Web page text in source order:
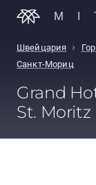
Швейцария ›
Санкт-Мориц
Grand
St. Moritz